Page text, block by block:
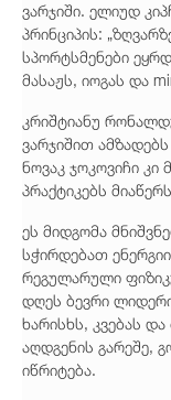
ვარჯიში. ელიუდ
პრინციპის:
სპორტსმენები
მასაჟს, იოგას და
კრიშტიანუ
ვარჯიშით
ნოვაკ ჯოკოვიჩი კი
პრაქტიკებს
ეს მიდგომა
სჭირდებათ
რეგულარული
დღეს ბევრი
ხარისხს, კვებას
აღდგენის გარეშე,
იწრიტება.